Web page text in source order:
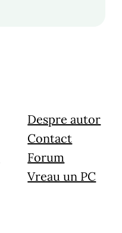
Despre autor
Contact
Forum
Vreau un PC